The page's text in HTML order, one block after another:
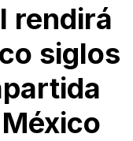
rendirá
siglos